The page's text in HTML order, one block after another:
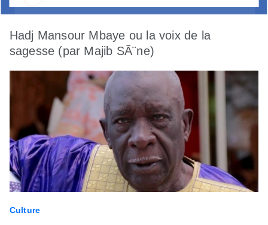
Hadj Mansour Mbaye ou la voix de la
sagesse (par Majib SÃ¨ne)
Culture